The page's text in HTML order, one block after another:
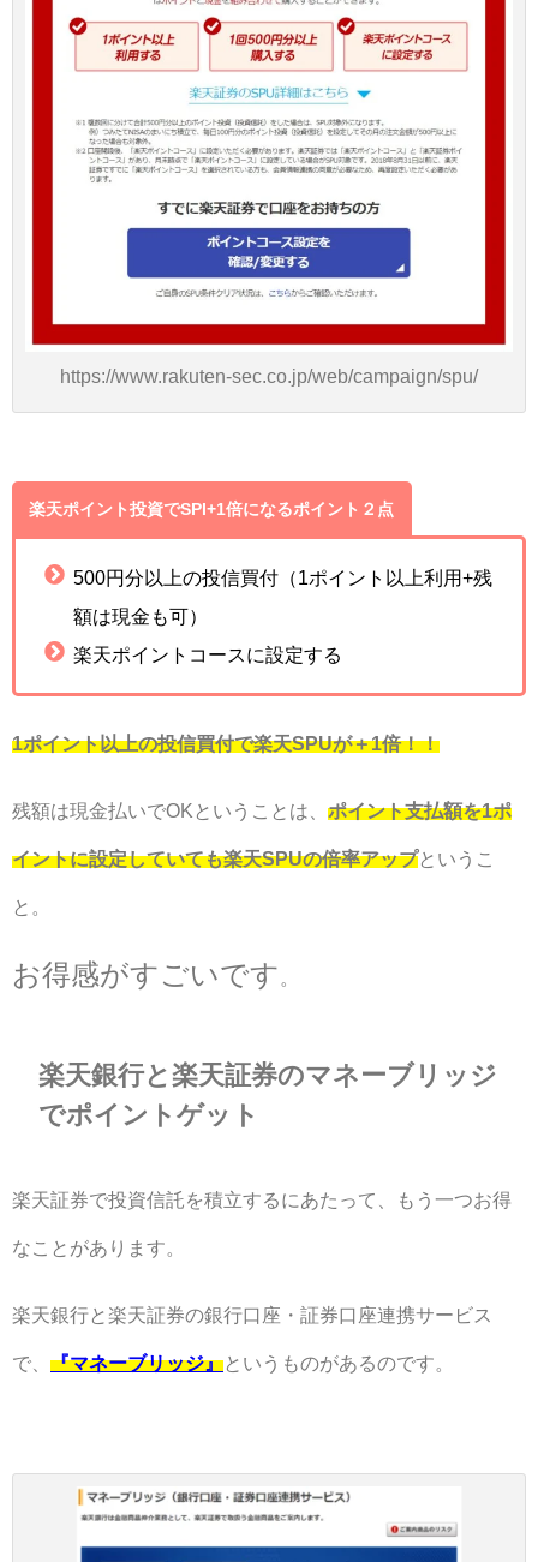
https://www.rakuten-sec.co.jp/web/campaign/spu/
楽天ポイント投資でSPI+1倍になるポイント２点
500円分以上の投信買付（1ポイント以上利用+残
額は現金も可）
楽天ポイントコースに設定する
1ポイント以上の投信買付で楽天SPUが＋1倍！！
残額は現金払いでOKということは、 ポイント支払額を1ポ
イントに設定していても楽天SPUの倍率アップというこ
と。
お得感がすごいです 。
楽天銀行と楽天証券のマネーブリッジ
でポイントゲット
楽天証券で投資信託を積立するにあたって、もう一つお得
なことがあります。
楽天銀行と楽天証券の銀行口座・証券口座連携サービス
で、 『マネーブリッジ』というものがあるのです。